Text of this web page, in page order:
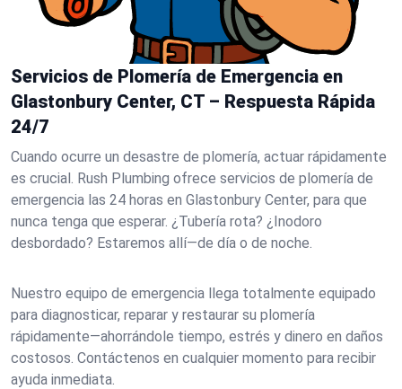
Servicios de Plomería de Emergencia en
Glastonbury Center, CT – Respuesta Rápida
24/7
Cuando ocurre un desastre de plomería, actuar rápidamente
es crucial. Rush Plumbing ofrece servicios de plomería de
emergencia las 24 horas en Glastonbury Center, para que
nunca tenga que esperar. ¿Tubería rota? ¿Inodoro
desbordado? Estaremos allí—de día o de noche.
Nuestro equipo de emergencia llega totalmente equipado
para diagnosticar, reparar y restaurar su plomería
rápidamente—ahorrándole tiempo, estrés y dinero en daños
costosos. Contáctenos en cualquier momento para recibir
ayuda inmediata.